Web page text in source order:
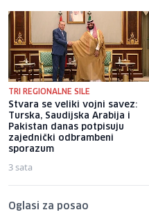
TRI REGIONALNE SILE
Stvara se veliki vojni savez:
Turska, Saudijska Arabija i
Pakistan danas potpisuju
zajednički odbrambeni
sporazum
3 sata
Oglasi za posao